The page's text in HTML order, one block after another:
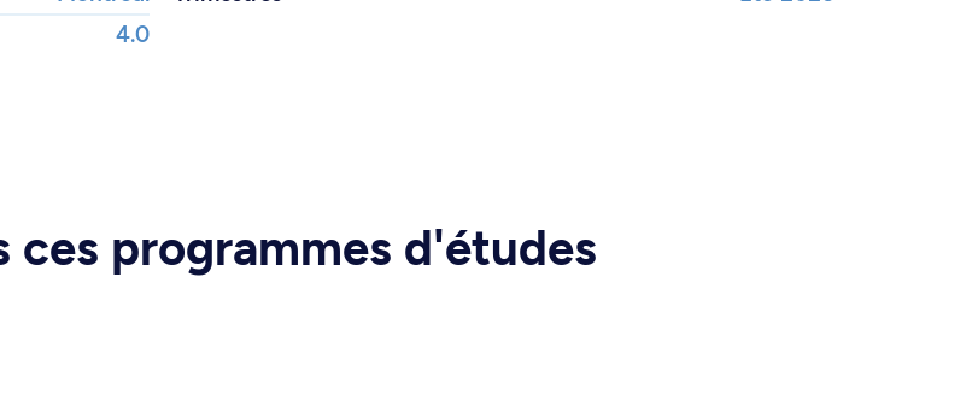
4.0
programmes d'études